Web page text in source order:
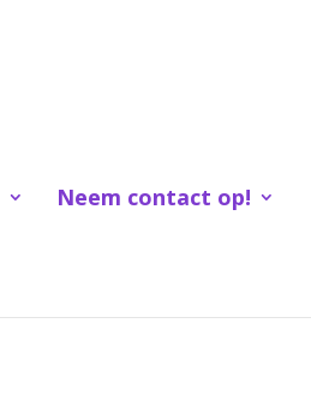
Neem contact op!